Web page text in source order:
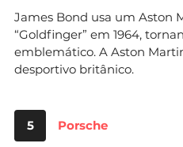
James Bond usa um Aston
“Goldfinger” em 1964,
emblemático. A Aston
desportivo britânico.
5 Porsche